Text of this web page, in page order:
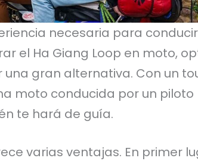
necesaria para
el Ha Giang Loop en moto,
una gran alternativa. Con un
moto conducida por un piloto
te hará de guía.
varias ventajas. En primer